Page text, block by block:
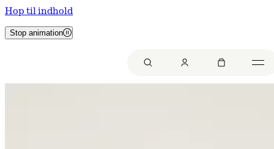
Hop til indhold
Stop animation